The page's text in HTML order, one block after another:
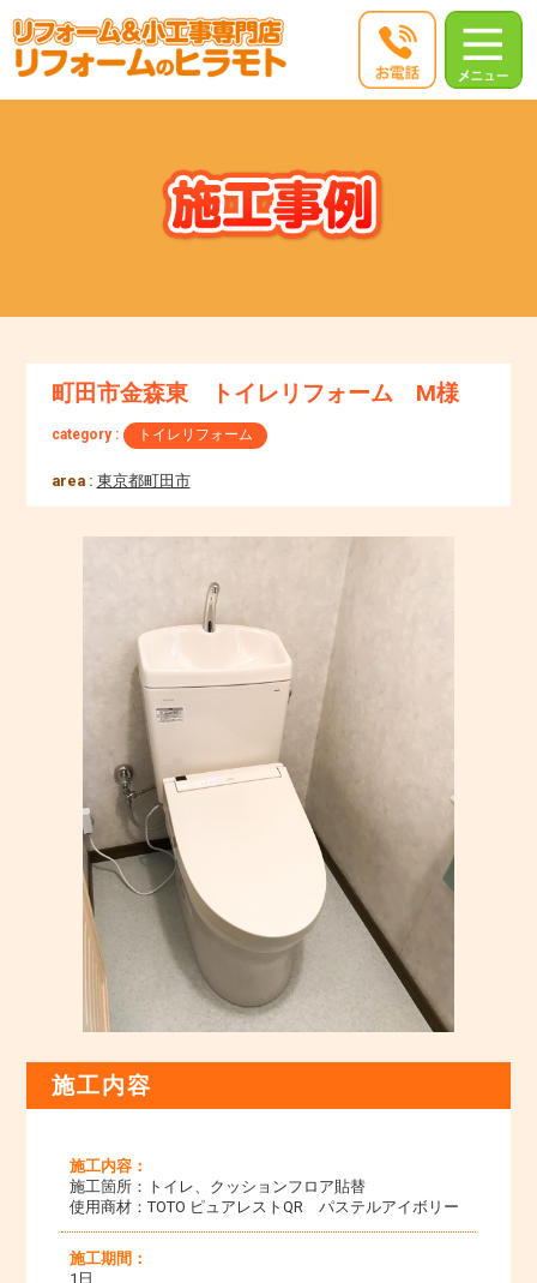
町田市金森東 トイレリフォーム M様
category : トイレリフォーム
area : 東京都町田市
施工内容
施工内容：
施工箇所：トイレ、クッションフロア貼替
使用商材：TOTO ピュアレストQR パステルアイボリー
施工期間：
1日